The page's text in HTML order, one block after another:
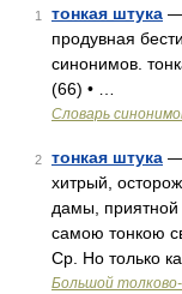
1 тонкая штука —
продувная
синонимов.
(66) • …
Словарь
2 тонкая штука —
хитрый,
дамы, приятной
самою тонкою
Ср. Но только
Большой